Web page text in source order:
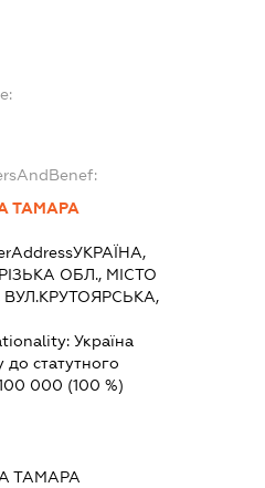
ТАМАРА
УКРАЇНА,
ОБЛ., МІСТО
Україна
до статутного
000 (100 %)
ТАМАРА